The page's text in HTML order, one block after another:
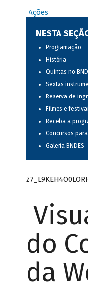
Ações
NESTA
Programação
História
Quintas no
Sextas
Reserva de
Filmes e
Receba a
Concursos
Galeria BNDES
do
da